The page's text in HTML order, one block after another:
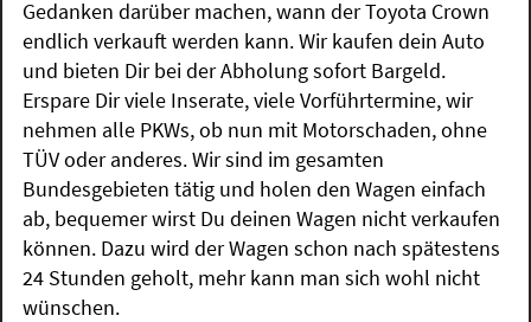
Gedanken darüber machen, wann der Toyota Crown
endlich verkauft werden kann. Wir kaufen dein Auto
und bieten Dir bei der Abholung sofort Bargeld.
Erspare Dir viele Inserate, viele Vorführtermine, wir
nehmen alle PKWs, ob nun mit Motorschaden, ohne
TÜV oder anderes. Wir sind im gesamten
Bundesgebieten tätig und holen den Wagen einfach
ab, bequemer wirst Du deinen Wagen nicht verkaufen
können. Dazu wird der Wagen schon nach spätestens
24 Stunden geholt, mehr kann man sich wohl nicht
wünschen.